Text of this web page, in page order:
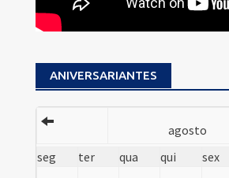
ANIVERSARIANTES
agosto
seg
ter qua qui sex